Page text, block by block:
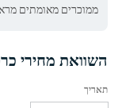
ממוכרים מאומתים מראש
השוואת מחירי